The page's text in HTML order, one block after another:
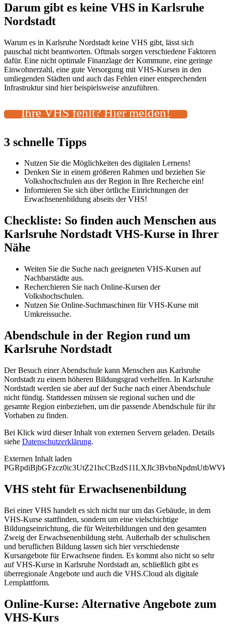
Darum gibt es keine VHS in Karlsruhe
Nordstadt
Warum es in Karlsruhe Nordstadt keine VHS gibt, lässt sich
pauschal nicht beantworten. Oftmals sorgen verschiedene Faktoren
dafür. Eine nicht optimale Finanzlage der Kommune, eine geringe
Einwohnerzahl, eine gute Versorgung mit VHS-Kursen in den
umliegenden Städten und auch das Fehlen einer entsprechenden
Infrastruktur sind hier beispielsweise anzuführen.
Ihre VHS fehlt? Hier melden!
3 schnelle Tipps
Nutzen Sie die Möglichkeiten des digitalen Lernens!
Denken Sie in einem größeren Rahmen und beziehen Sie
Volkshochschulen aus der Region in Ihre Recherche ein!
Informieren Sie sich über örtliche Einrichtungen der
Erwachsenenbildung abseits der VHS!
Checkliste: So finden auch Menschen aus
Karlsruhe Nordstadt VHS-Kurse in Ihrer
Nähe
Weiten Sie die Suche nach geeigneten VHS-Kursen auf
Nachbarstädte aus.
Recherchieren Sie nach Online-Kursen der
Volkshochschulen.
Nutzen Sie Online-Suchmaschinen für VHS-Kurse mit
Umkreissuche.
Abendschule in der Region rund um
Karlsruhe Nordstadt
Der Besuch einer Abendschule kann Menschen aus Karlsruhe
Nordstadt zu einem höheren Bildungsgrad verhelfen. In Karlsruhe
Nordstadt werden sie aber auf der Suche nach einer Abendschule
nicht fündig. Stattdessen müssen sie regional suchen und die
gesamte Region einbeziehen, um die passende Abendschule für ihr
Vorhaben zu finden.
Bei Klick wird dieser Inhalt von externen Servern geladen. Details
siehe Datenschutzerklärung.
Externen Inhalt laden
VHS steht für Erwachsenenbildung
Bei einer VHS handelt es sich nicht nur um das Gebäude, in dem
VHS-Kurse stattfinden, sondern um eine vielschichtige
Bildungseinrichtung, die für Weiterbildungen und den gesamten
Zweig der Erwachsenenbildung steht. Außerhalb der schulischen
und beruflichen Bildung lassen sich hier verschiedenste
Kursangebote für Erwachsene finden. Es kommt also nicht so sehr
auf VHS-Kurse in Karlsruhe Nordstadt an, schließlich gibt es
überregionale Angebote und auch die VHS.Cloud als digitale
Lernplattform.
Online-Kurse: Alternative Angebote zum
VHS-Kurs